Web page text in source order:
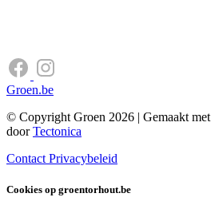
Groen.be
© Copyright Groen 2026 | Gemaakt met
doorTectonica
Contact Privacybeleid
Cookies op groentorhout.be